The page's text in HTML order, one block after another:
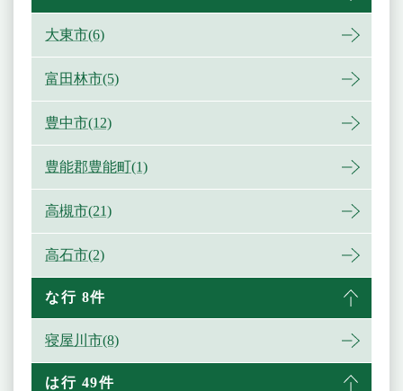
大東市(6)
富田林市(5)
豊中市(12)
豊能郡豊能町(1)
高槻市(21)
高石市(2)
な行 8件
寝屋川市(8)
は行 49件